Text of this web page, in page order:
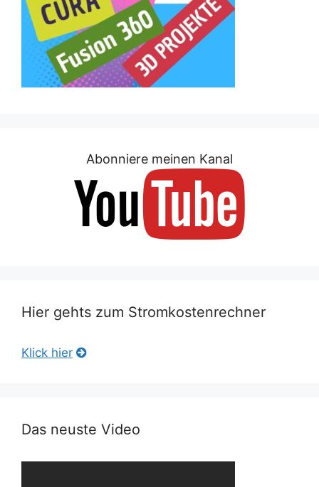
Abonniere meinen Kanal
Hier gehts zum Stromkostenrechner
Klick hier
Das neuste Video